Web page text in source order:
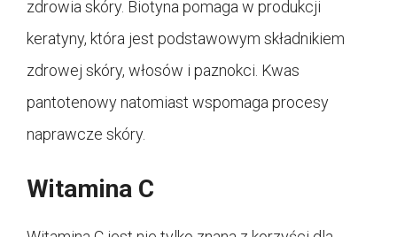
zdrowia skóry. Biotyna pomaga w produkcji
keratyny, która jest podstawowym składnikiem
zdrowej skóry, włosów i paznokci. Kwas
pantotenowy natomiast wspomaga procesy
naprawcze skóry.
Witamina C